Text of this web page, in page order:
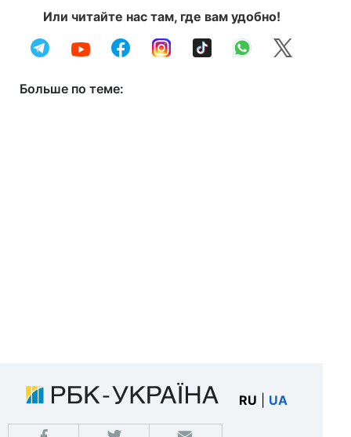
Или читайте нас там, где вам удобно!
Больше по теме:
RU UA